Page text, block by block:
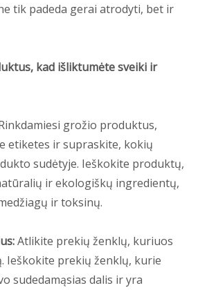
tik padeda gerai atrodyti, bet ir
kad išliktumėte sveiki ir
grožio produktus,
etiketes ir supraskite, kokių
sudėtyje. Ieškokite produktų,
ir ekologiškų ingredientų,
ir toksinų.
Atlikite prekių ženklų, kuriuos
Ieškokite prekių ženklų, kurie
sudedamąsias dalis ir yra